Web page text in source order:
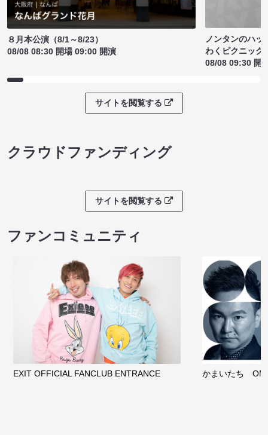
８月本公演（8/1～8/23）
08/08 08:30 開場 09:00 開演
ノンタンのハッ
わくピクニック
08/08 09:30 開
サイトを閲覧する
クラウドファンディング
サイトを閲覧する
ファンコミュニティ
EXIT OFFICIAL FANCLUB ENTRANCE かまいたち